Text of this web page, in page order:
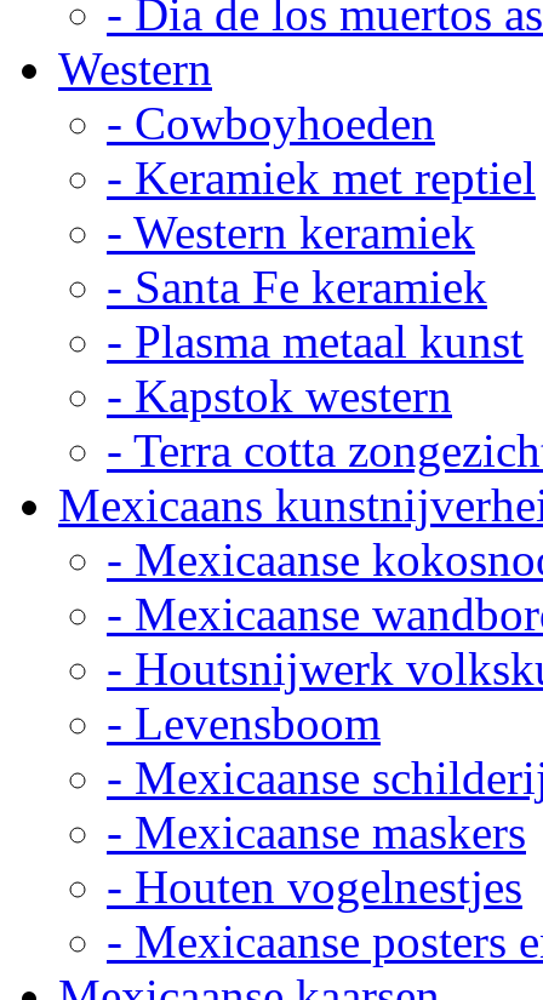
- Dia de los muertos
Western
- Cowboyhoeden
- Keramiek met reptiel
- Western keramiek
- Santa Fe keramiek
- Plasma metaal kunst
- Kapstok western
- Terra cotta
Mexicaans
- Mexicaanse
- Mexicaanse
- Houtsnijwerk
- Levensboom
- Mexicaanse
- Mexicaanse maskers
- Houten vogelnestjes
- Mexicaanse posters